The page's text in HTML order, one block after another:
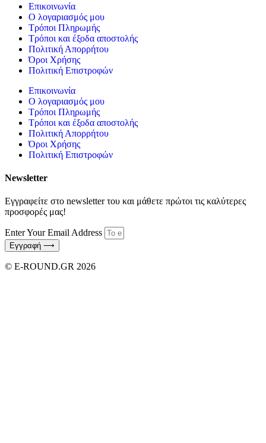
Επικοινωνία
Ο λογαριασμός μου
Τρόποι Πληρωμής
Τρόποι και έξοδα αποστολής
Πολιτική Απορρήτου
Όροι Χρήσης
Πολιτική Επιστροφών
Επικοινωνία
Ο λογαριασμός μου
Τρόποι Πληρωμής
Τρόποι και έξοδα αποστολής
Πολιτική Απορρήτου
Όροι Χρήσης
Πολιτική Επιστροφών
Newsletter
Εγγραφείτε στο newsletter του και μάθετε πρώτοι τις καλύτερες
προσφορές μας!
Enter Your Email Address
Εγγραφή ⟶
© E-ROUND.GR 2026